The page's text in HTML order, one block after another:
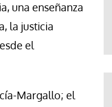
una enseñanza
la justicia
el
Margallo; el